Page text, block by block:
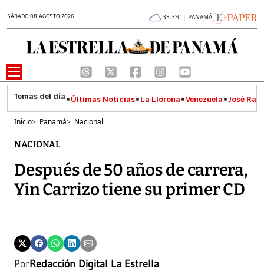
SÁBADO 08 AGOSTO 2026 33.3°C | PANAMÁ
Últimas Noticias La Llorona Venezuela José
Inicio> Panamá> Nacional
NACIONAL
Después de 50 años de carrera,
Yin Carrizo tiene su primer CD
PorRedacción Digital La Estrella